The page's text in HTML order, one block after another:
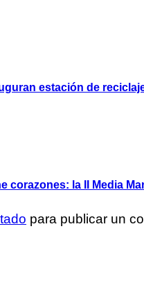
estación de
corazones: la II Media
para publicar un